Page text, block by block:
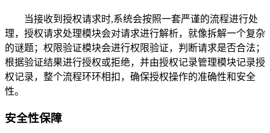
当接收到授权请求时,系统会按照一套严谨的流程进行处
理，授权请求处理模块会对请求进行解析，就像拆解一个复杂
的谜题；权限验证模块会进行权限验证，判断请求是否合法；
根据验证结果进行授权或拒绝，并由授权记录管理模块记录授
权记录，整个流程环环相扣，确保授权操作的准确性和安全
性。
安全性保障